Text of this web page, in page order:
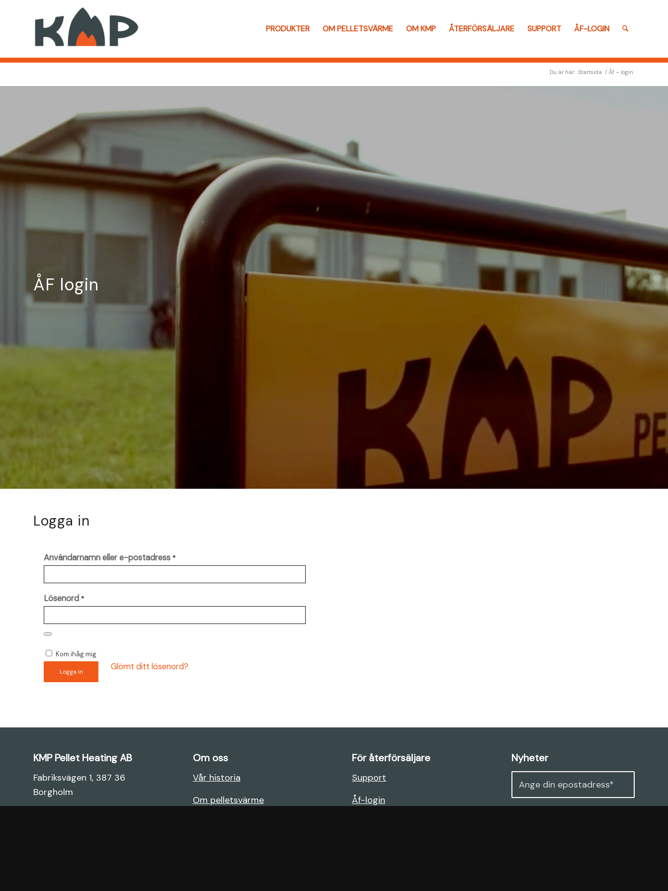
PRODUKTER OM PELLETSVÄRME OM KMP ÅTERFÖRSÄLJARE SUPPORT ÅF-LOGIN
Du är här: Startsida / Åf – login
ÅF login
Logga in
Användarnamn eller e-postadress *
Lösenord *
Kom ihåg mig
Logga in Glömt ditt lösenord?
KMP Pellet Heating AB
Fabriksvägen 1, 387 36
Borgholm
Om oss
Vår historia
Om pelletsvärme
För återförsäljare
Support
Åf-login
Nyheter